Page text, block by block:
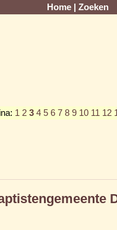
Home Zoeken
1 2 3 4 5 6 7 8 9 10 11 12